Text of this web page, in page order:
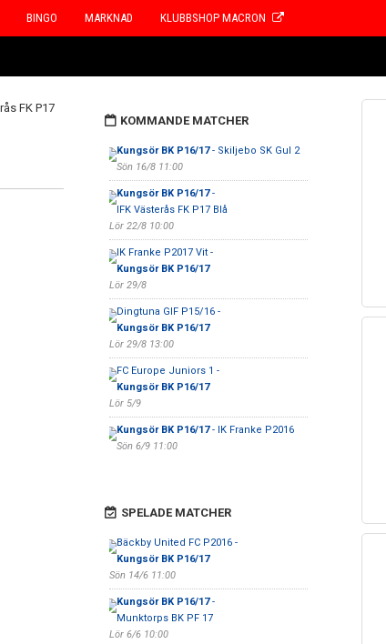
BINGO MARKNAD KLUBBSHOP MACRON
KOMMANDE MATCHER
Kungsör BK P16/17- Skiljebo SK Gul 2
Sön 16/8 11:00
Kungsör BK P16/17-
IFK Västerås FK P17 Blå
Lör 22/8 10:00
IK Franke P2017 Vit -
Kungsör BK P16/17
Lör 29/8
Dingtuna GIF P15/16 -
Kungsör BK P16/17
Lör 29/8 13:00
FC Europe Juniors 1 -
Kungsör BK P16/17
Lör 5/9
Kungsör BK P16/17- IK Franke P2016
Sön 6/9 11:00
SPELADE MATCHER
Bäckby United FC P2016 -
Kungsör BK P16/17
Sön 14/6 11:00
Kungsör BK P16/17-
Munktorps BK PF 17
Lör 6/6 10:00